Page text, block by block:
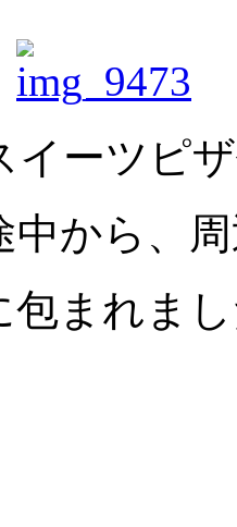
イーツピ
中から、
包まれま